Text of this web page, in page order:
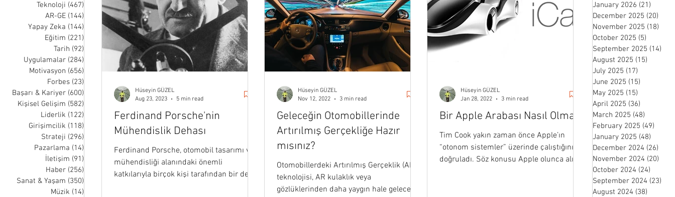
Teknoloji (467) 467 posts
AR-GE (144) 144 posts
Yapay Zeka (144) 144 posts
Eğitim (221)
Tarih (92) 92 posts
Uygulamalar (284)
Motivasyon (656) 656 posts
Forbes (23)
Başarı & Kariyer (600) 600 posts
Kişisel Gelişim (582)
Liderlik (122)
Girişimcilik (118) 118 posts
Strateji (296) 296 posts
Pazarlama (14)
İletişim (91)
Haber (256) 256 posts
Sanat & Yaşam (350)
Müzik (14)
Liderlik Girişimcilik Strateji Pazarlama İletişim Haber Sanat & Yaşam
Müzik Sağlık Uzay Veri Bilimi Stoacılık Medium Darius Foroux
Nick Wignall Thomas Oppong
Ferdinand Porsche'nin
Mühendislik Dehası
Ferdinand Porsche, otomobil tasarımı ve
mühendisliği alanındaki önemli
katkılarıyla birçok kişi tarafından bir deha
Hüseyin GÜZEL
Aug 23, 2023
5 min read
Geleceğin Otomobillerinde
Artırılmış Gerçekliğe Hazır
mısınız?
Otomobillerdeki Artırılmış Gerçeklik (AR)
teknolojisi, AR kulaklık veya
gözlüklerinden daha yaygın hale gelecek
Hüseyin GÜZEL
Nov 12, 2022
3 min read
Bir Apple Arabası Nasıl Olmalı?
Tim Cook yakın zaman önce Apple’ın
“otonom sistemler” üzerinde çalıştığını
doğruladı. Söz konusu Apple olunca alışık
Hüseyin GÜZEL
Jan 28, 2022
3 min read
January 2026 (21)
December 2025 (20)
November 2025 (18)
October 2025 (5)
September 2025 (14)
August 2025 (15)
July 2025 (17)
June 2025 (15)
May 2025 (15)
April 2025 (36)
March 2025 (48)
February 2025 (49)
January 2025 (48)
December 2024 (26)
November 2024 (20)
October 2024 (24)
September 2024 (23)
August 2024 (38)